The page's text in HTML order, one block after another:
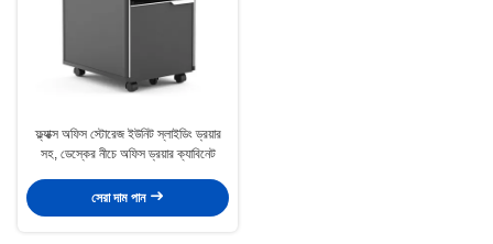
ফ্ল্যাক্স অফিস স্টোরেজ ইউনিট স্লাইডিং ড্রয়ার
সহ, ডেস্কের নীচে অফিস ড্রয়ার ক্যাবিনেট
সেরা দাম পান